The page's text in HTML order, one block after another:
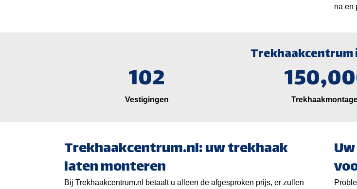
na en
Trekhaakcentrum
102
Vestigingen
Trekhaakcentrum.nl: uw trekhaak
laten monteren
Bij Trekhaakcentrum.nl betaalt u alleen de afgesproken prijs, er zullen